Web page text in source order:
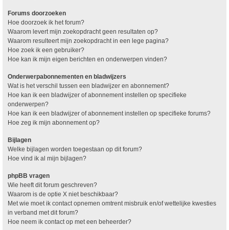
Forums doorzoeken
Hoe doorzoek ik het forum?
Waarom levert mijn zoekopdracht geen resultaten op?
Waarom resulteert mijn zoekopdracht in een lege pagina?
Hoe zoek ik een gebruiker?
Hoe kan ik mijn eigen berichten en onderwerpen vinden?
Onderwerpabonnementen en bladwijzers
Wat is het verschil tussen een bladwijzer en abonnement?
Hoe kan ik een bladwijzer of abonnement instellen op specifieke
onderwerpen?
Hoe kan ik een bladwijzer of abonnement instellen op specifieke forums?
Hoe zeg ik mijn abonnement op?
Bijlagen
Welke bijlagen worden toegestaan op dit forum?
Hoe vind ik al mijn bijlagen?
phpBB vragen
Wie heeft dit forum geschreven?
Waarom is de optie X niet beschikbaar?
Met wie moet ik contact opnemen omtrent misbruik en/of wettelijke kwesties
in verband met dit forum?
Hoe neem ik contact op met een beheerder?